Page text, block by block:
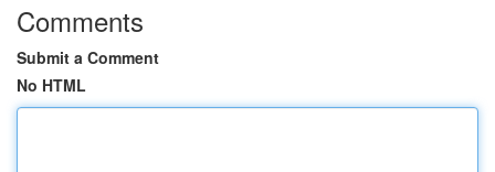
Comments
Submit a Comment
No HTML